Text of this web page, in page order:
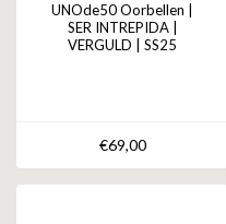
UNOde50 Oorbellen |
SER INTREPIDA |
VERGULD | SS25
€69,00